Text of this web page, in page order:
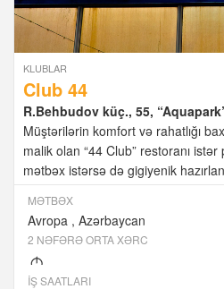
KLUBLAR
Club 44
R.Behbudov küç., 55,
Müştərilərin komfort və rahatlığı
malik olan “44 Club” restoranı
mətbəx istərsə də gigiyenik
MƏTBƏX
Avropa Azərbaycan
2 NƏFƏRƏ ORTA XƏRC
M
İŞ SAATLARI